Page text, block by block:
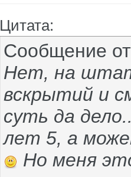
Цитата:
Сообщение
Нет, на
вскрытий и
суть да
лет 5, а
Но меня